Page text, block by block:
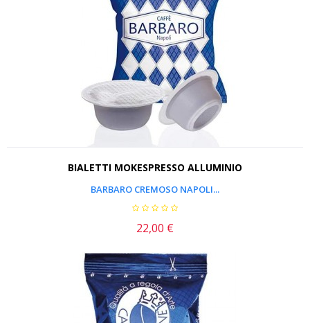
BIALETTI MOKESPRESSO ALLUMINIO
BARBARO CREMOSO NAPOLI...
Prezzo
22,00 €